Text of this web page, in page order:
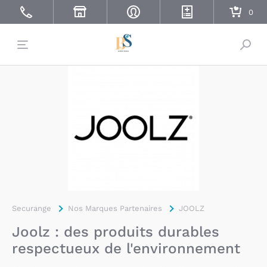
Securange Nos Marques Partenaires JOOLZ
Joolz : des produits durables
respectueux de l'environnement